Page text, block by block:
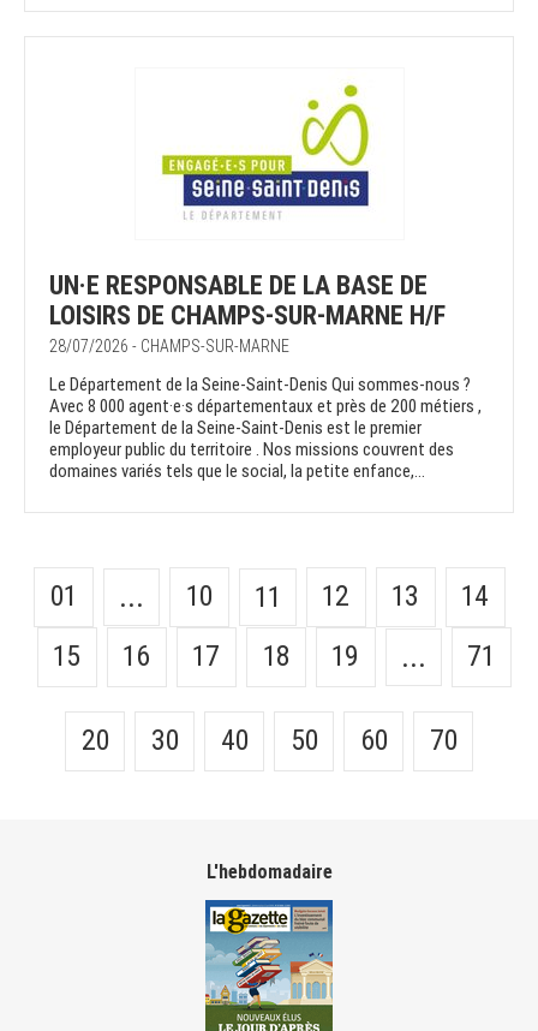
UN·E RESPONSABLE DE LA BASE DE
LOISIRS DE CHAMPS-SUR-MARNE H/F
28/07/2026 - CHAMPS-SUR-MARNE
Le Département de la Seine-Saint-Denis Qui sommes-nous ?
Avec 8 000 agent·e·s départementaux et près de 200 métiers ,
le Département de la Seine-Saint-Denis est le premier
employeur public du territoire . Nos missions couvrent des
domaines variés tels que le social, la petite enfance,...
01 ... 10 11 12 13
14
15
16 17 18 19 ... 71
20 30 40 50 60 70
L'hebdomadaire